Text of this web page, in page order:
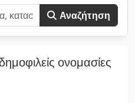
Αναζήτηση
ονομασίες